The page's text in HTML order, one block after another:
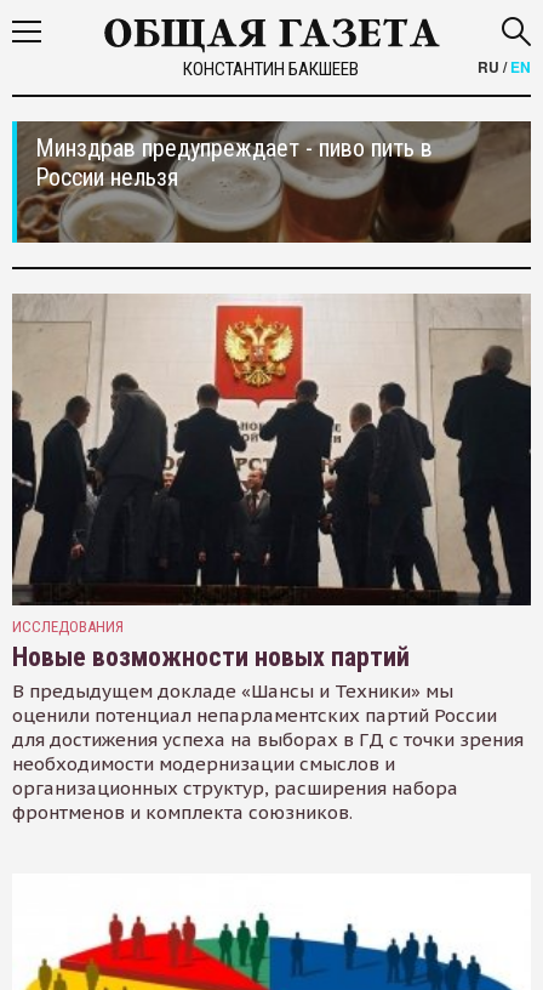
КОНСТАНТИН БАКШЕЕВ RU /EN
Минздрав предупреждает - пиво пить в
России нельзя
ИССЛЕДОВАНИЯ
Новые возможности новых партий
В предыдущем докладе «Шансы и Техники» мы
оценили потенциал непарламентских партий России
для достижения успеха на выборах в ГД с точки зрения
необходимости модернизации смыслов и
организационных структур, расширения набора
фронтменов и комплекта союзников.